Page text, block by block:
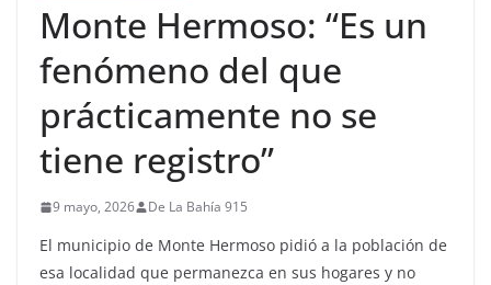
Monte Hermoso: “Es un
fenómeno del que
prácticamente no se
tiene registro”
9 mayo, 2026 De La Bahía 915
El municipio de Monte Hermoso pidió a la población de
esa localidad que permanezca en sus hogares y no